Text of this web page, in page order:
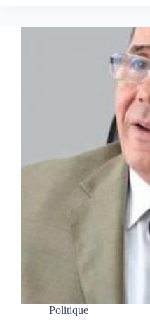
Politique